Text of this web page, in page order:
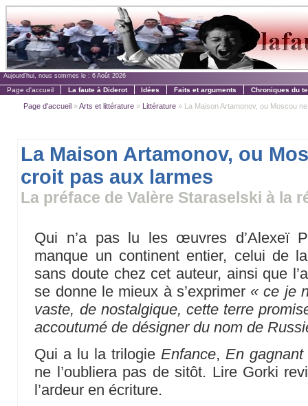
Aujourd'hui, nous sommes le : 6 Août 2026
Page d'accueil La faute à Diderot Idées Faits et arguments Chroniques du
Page d'accueil »Arts et littérature » Littérature » La Maison Artamonov, ou Moscou
La Maison Artamonov, ou
croit pas aux larmes
La préface de Valère Staraselski à la
Qui n’a pas lu les œuvres d’Alexeï
manque un continent entier, celui de
sans doute chez cet auteur, ainsi que
se donne le mieux à s’exprimer « ce je
vaste, de nostalgique, cette terre
accoutumé de désigner du nom de
Qui a lu la trilogie Enfance, En
ne l’oubliera pas de sitôt. Lire Gorki
l’ardeur en écriture.